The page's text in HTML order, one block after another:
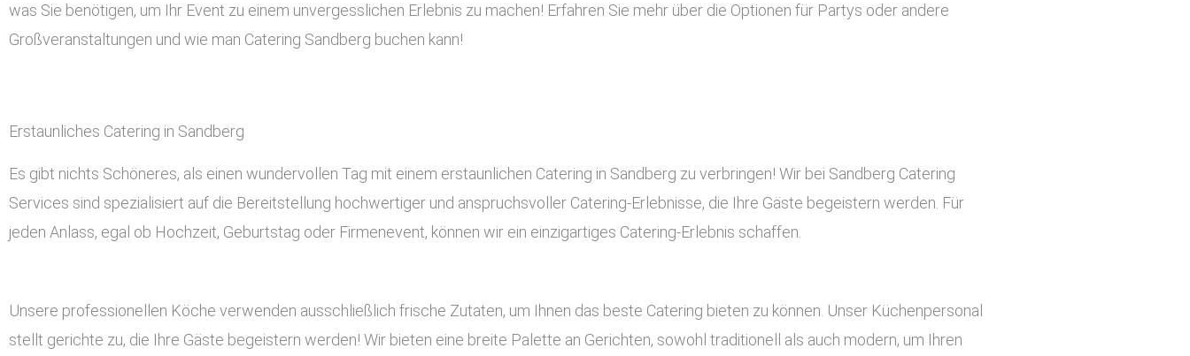
was Sie benötigen, um Ihr Event zu einem unvergesslichen Erlebnis zu machen! Erfahren Sie mehr über die Optionen für Partys oder andere
Großveranstaltungen und wie man Catering Sandberg buchen kann!
Erstaunliches Catering in Sandberg
Es gibt nichts Schöneres, als einen wundervollen Tag mit einem erstaunlichen Catering in Sandberg zu verbringen! Wir bei Sandberg Catering
Services sind spezialisiert auf die Bereitstellung hochwertiger und anspruchsvoller Catering-Erlebnisse, die Ihre Gäste begeistern werden. Für
jeden Anlass, egal ob Hochzeit, Geburtstag oder Firmenevent, können wir ein einzigartiges Catering-Erlebnis schaffen.
Unsere professionellen Köche verwenden ausschließlich frische Zutaten, um Ihnen das beste Catering bieten zu können. Unser Küchenpersonal
stellt gerichte zu, die Ihre Gäste begeistern werden! Wir bieten eine breite Palette an Gerichten, sowohl traditionell als auch modern, um Ihren